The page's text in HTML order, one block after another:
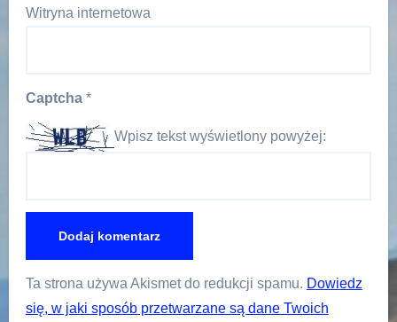
Witryna internetowa
Captcha *
Wpisz tekst wyświetlony powyżej:
Ta strona używa Akismet do redukcji spamu. Dowiedz
się, w jaki sposób przetwarzane są dane Twoich